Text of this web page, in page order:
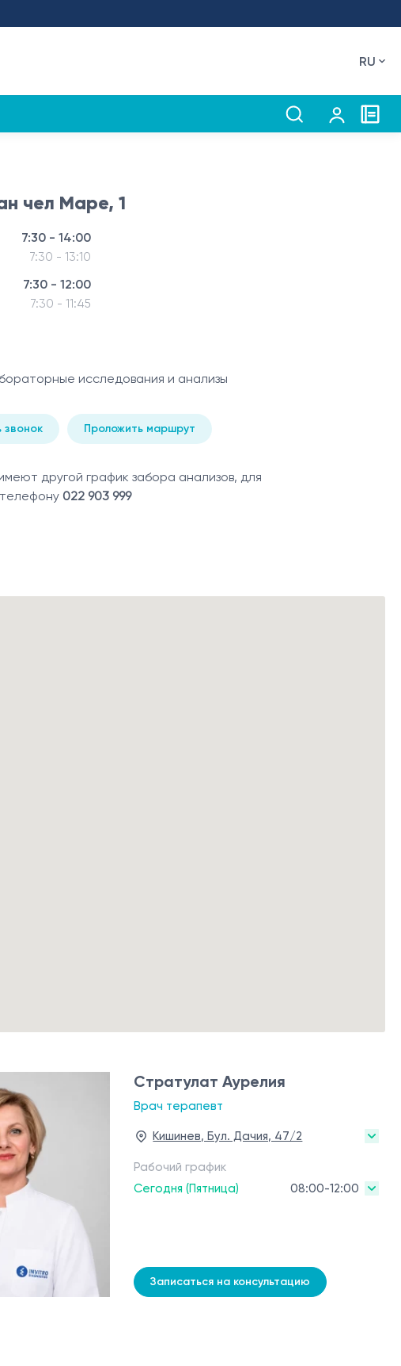
RU
чел Маре, 1
7:30 - 14:00
7:30 - 13:10
7:30 - 12:00
7:30 - 11:45
исследования и анализы
звонок Проложить маршрут
другой график забора анализов, для
022 903 999
Стратулат Аурелия
Врач терапевт
Кишинев, Бул. Дачия, 47/2
Рабочий график
Сегодня (Пятница)
08:00-12:00
Записаться на консультацию